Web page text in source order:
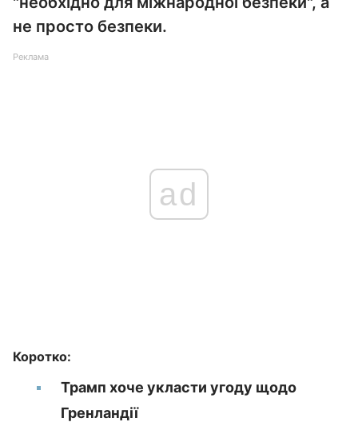
не просто безпеки.
Реклама
ad
Коротко:
Трамп хоче укласти угоду щодо
Гренландії